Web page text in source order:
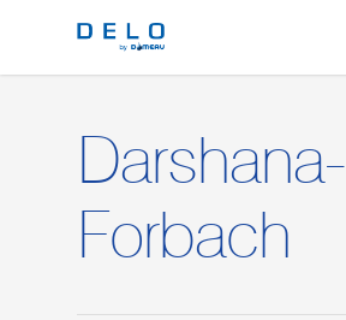
Darshana-
Forbach